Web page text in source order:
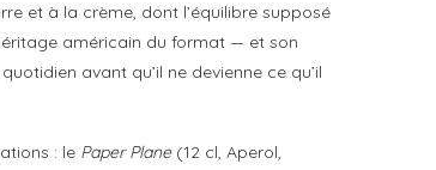
et à la crème, dont l’équilibre supposé
américain du format — et son
avant qu’il ne devienne ce qu’il
: le Paper Plane(12 cl, Aperol,